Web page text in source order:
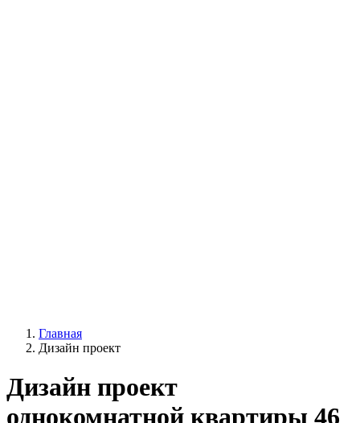
Главная
Дизайн проект
Дизайн проект
однокомнатной квартиры 46